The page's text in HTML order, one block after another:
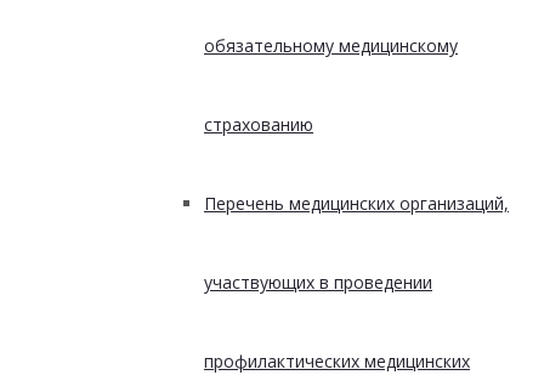
обязательному медицинскому
страхованию
Перечень медицинских организаций,
участвующих в проведении
профилактических медицинских